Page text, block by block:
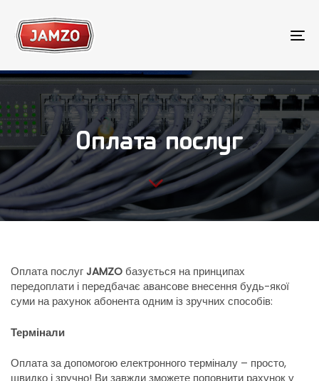
links to
primary
navigation
Skip
to
content
Оплата послуг
Оплата послугJAMZO базується на принципах
передоплати і передбачає авансове внесення будь-якої
суми на рахунок абонента одним із зручних способів:
Термінали
Оплата за допомогою електронного терміналу – просто,
швидко і зручно! Ви завжди зможете поповнити рахунок у